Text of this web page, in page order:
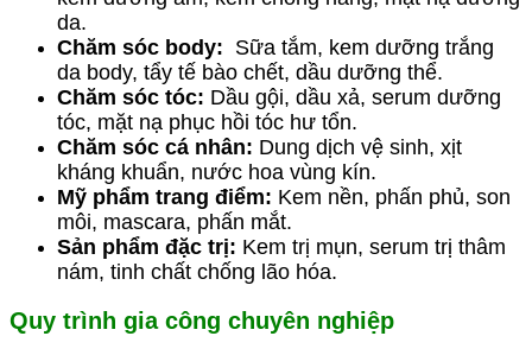
da.
Chăm sóc body: Sữa tắm, kem dưỡng trắng
da body, tẩy tế bào chết, dầu dưỡng thể.
Chăm sóc tóc: Dầu gội, dầu xả, serum dưỡng
tóc, mặt nạ phục hồi tóc hư tổn.
Chăm sóc cá nhân: Dung dịch vệ sinh, xịt
kháng khuẩn, nước hoa vùng kín.
Mỹ phẩm trang điểm: Kem nền, phấn phủ, son
môi, mascara, phấn mắt.
Sản phẩm đặc trị: Kem trị mụn, serum trị thâm
nám, tinh chất chống lão hóa.
Quy trình gia công chuyên nghiệp